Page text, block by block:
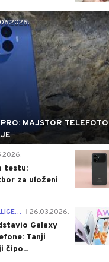
MAJSTOR TELEFOTO
testu:
za uloženi
AWESOME INTELLIGENCE 26.03.2026.
Galaxy
Tanji
čipo...